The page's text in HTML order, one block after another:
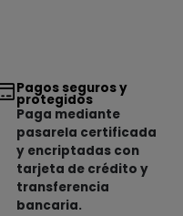
Pagos seguros y
protegidos
Paga mediante
pasarela certificada
y encriptadas con
tarjeta de crédito y
transferencia
bancaria.